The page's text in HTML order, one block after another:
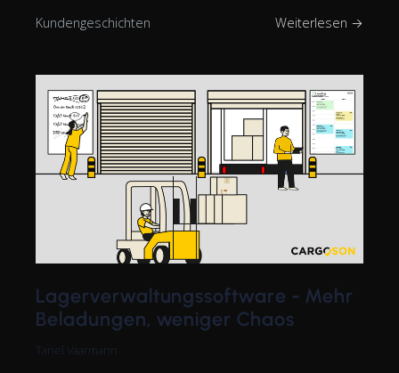
Kundengeschichten Weiterlesen →
Lagerverwaltungssoftware - Mehr
Beladungen, weniger Chaos
Tanel Vaarmann